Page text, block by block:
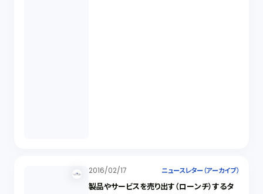
2016/02/17 ニュースレター（アーカイブ）
製品やサービスを売り出す（ローンチ）するタ